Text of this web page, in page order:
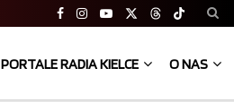
PORTALE RADIA KIELCE O NAS